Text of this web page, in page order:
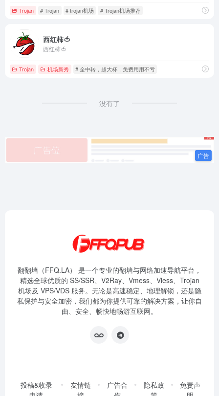
Trojan # Trojan # trojan机场 # Trojan机场推荐
西红柿🍅
西红柿🍅
Trojan 机场新秀 # 全中转，超大杯，免费用用不亏
没有了
翻翻墙（FFQ.LA） 是一个专业的翻墙与网络加速导航平台，
精选全球优质的 SS/SSR、V2Ray、Vmess、Vless、Trojan
机场及 VPS/VDS 服务。无论是高速稳定、地理解锁，还是隐
私保护与安全加密，我们都为你提供可靠的解决方案，让你自
由、安全、畅快地畅游互联网。
投稿&收录
友情链
广告合
隐私政
免责声